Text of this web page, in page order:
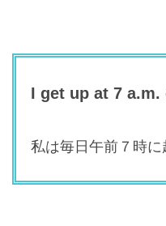
I get up at 7 a.m.
私は毎日午前７時に